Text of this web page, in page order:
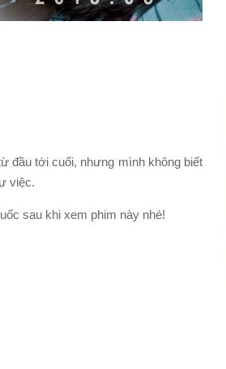
đầu tới cuối, nhưng mình không biết
việc.
sau khi xem phim này nhé!